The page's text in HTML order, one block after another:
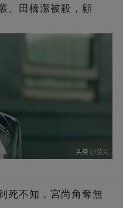
、田橋潔被殺，顧
死不知，宮尚角奪無